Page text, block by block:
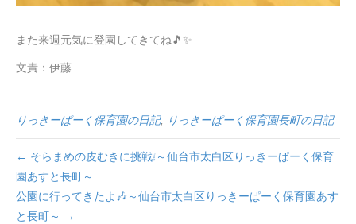
また来週元気に登園してきてね🎵✨
文責：伊藤
りっきーぱーく保育園の日記, りっきーぱーく保育園長町の日記
← そらまめの皮むきに挑戦❕～仙台市太白区りっきーぱーく保育
園あすと長町～
公園に行ってきたよ🎶～仙台市太白区りっきーぱーく保育園あす
と長町～ →